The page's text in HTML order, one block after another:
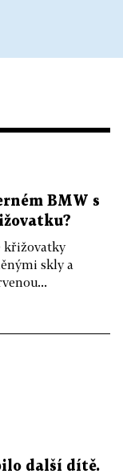
BMW s
křižovatky
skly a
další dítě.